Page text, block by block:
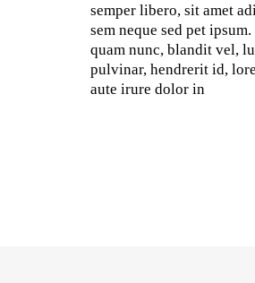
semper libero, sit amet
sem neque sed pet ipsum.
quam nunc, blandit vel,
pulvinar, hendrerit id,
aute irure dolor in